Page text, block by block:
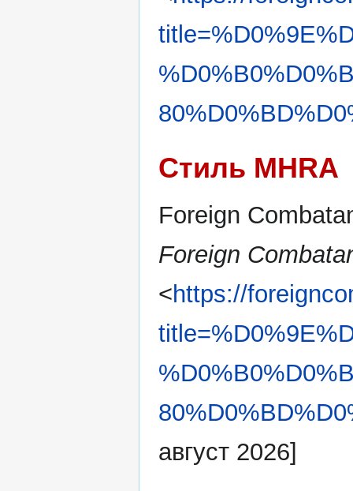
Стиль MHRA
Foreign
Foreign
<https://
август 2026]